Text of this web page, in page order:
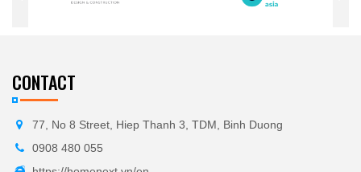
CONTACT
77, No 8 Street, Hiep Thanh 3, TDM, Binh Duong
0908 480 055